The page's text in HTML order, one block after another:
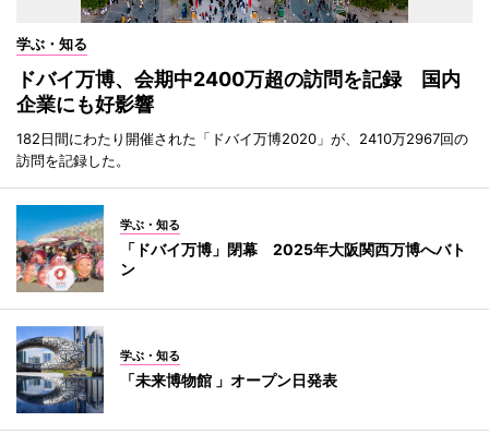
学ぶ・知る
ドバイ万博、会期中2400万超の訪問を記録 国内
企業にも好影響
182日間にわたり開催された「ドバイ万博2020」が、2410万2967回の
訪問を記録した。
学ぶ・知る
「ドバイ万博」閉幕 2025年大阪関西万博へバト
ン
学ぶ・知る
「未来博物館 」オープン日発表